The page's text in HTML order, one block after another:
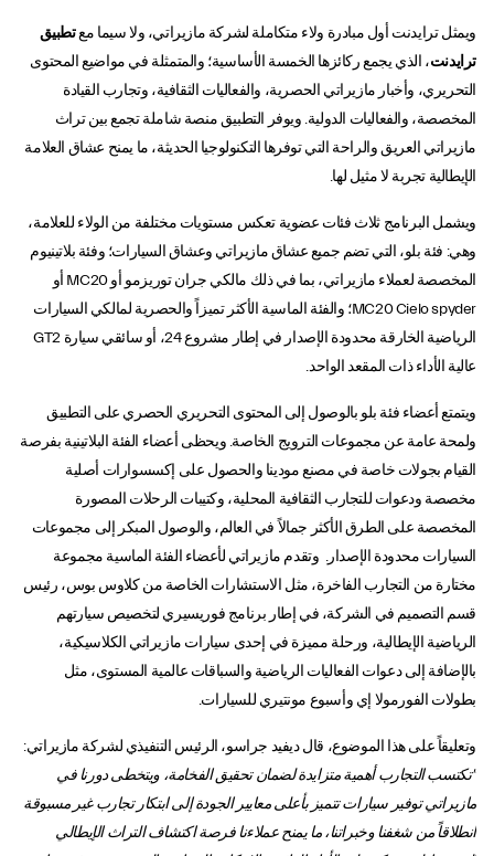
ويمثل ترايدنت أول مبادرة ولاء متكاملة لشركة مازيراتي، ولا سيما معتطبيق
ترايدنت، الذي يجمعركائزها الخمسة الأساسية؛ والمتمثلة في مواضيع المحتوى
التحريري، وأخبار مازيراتي الحصرية، والفعاليات الثقافية، وتجارب القيادة
المخصصة، والفعاليات الدولية. ويوفر التطبيق منصة شاملة تجمع بين تراث
مازيراتي العريق والراحة التي توفرها التكنولوجيا الحديثة، ما يمنح عشاق العلامة
الإيطالية تجربة لا مثيل لها.
ويشمل البرنامج ثلاث فئات عضوية تعكس مستويات مختلفة من الولاء للعلامة،
وهي: فئة بلو، التي تضم جميع عشاق مازيراتي وعشاق السيارات؛ وفئة بلاتينيوم
المخصصة لعملاء مازيراتي، بما في ذلك مالكي جران توريزمو أو MC20 أو
MC20 Cielo spyder؛ والفئة الماسية الأكثر تميزاً والحصرية لمالكي السيارات
الرياضية الخارقة محدودة الإصدار في إطار مشروع 24، أو سائقي سيارة GT2
عالية الأداء ذات المقعد الواحد.
ويتمتع أعضاء فئة بلو بالوصول إلى المحتوى التحريري الحصري على التطبيق
ولمحة عامة عن مجموعات الترويج الخاصة. ويحظى أعضاء الفئة البلاتينية بفرصة
القيام بجولات خاصة في مصنع مودينا والحصول على إكسسوارات أصلية
مخصصة ودعوات للتجارب الثقافية المحلية، وكتيبات الرحلات المصورة
المخصصة على الطرق الأكثر جمالاً في العالم، والوصول المبكر إلى مجموعات
السيارات محدودة الإصدار. وتقدم مازيراتي لأعضاء الفئة الماسية مجموعة
مختارة من التجارب الفاخرة، مثل الاستشارات الخاصة من كلاوس بوس، رئيس
قسم التصميم في الشركة، في إطار برنامج فوريسيري لتخصيص سيارتهم
الرياضية الإيطالية، ورحلة مميزة في إحدى سيارات مازيراتي الكلاسيكية،
بالإضافة إلى دعوات الفعاليات الرياضية والسباقات عالمية المستوى، مثل
بطولات الفورمولا إي وأسبوع مونتيري للسيارات.
وتعليقاً على هذا الموضوع، قال ديفيد جراسو، الرئيس التنفيذي لشركة مازيراتي:
"تكتسب التجارب أهمية متزايدة لضمان تحقيق الفخامة، ويتخطى دورنا في
مازيراتي توفير سيارات تتميز بأعلى معايير الجودة إلى ابتكار تجارب غير مسبوقة
انطلاقاً من شغفنا وخبراتنا، ما يمنح عملاءنا فرصة اكتشاف التراث الإيطالي